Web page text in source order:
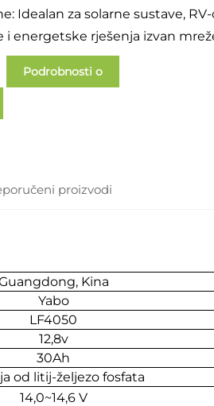
Idealan za solarne sustave,
i energetske rješenja izvan
Podrobnosti o
proizvodi
Kina
Yabo
LF4050
12,8v
30Ah
od litij-željezo fosfata
14,0~14,6 V